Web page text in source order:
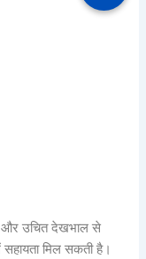
और उचित देखभाल से
मिल सकती है।